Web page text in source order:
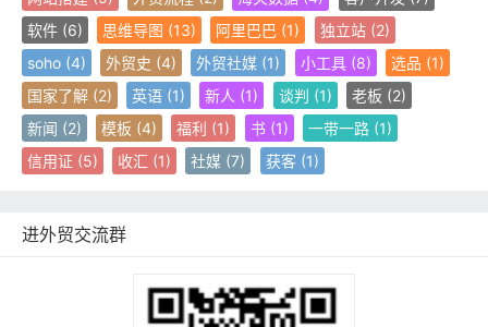
软件(6) 思维导图 (13) 阿里巴巴 (1) 独立站(2)
soho(4) 外贸史 (4) 外贸社媒 (1) 小工具(8) 选品 (1)
国家了解(2) 英语 (1) 新人 (1) 谈判 (1) 老板 (2)
新闻 (2) 模板 (4) 福利 (1) 书(1) 一带一路(1)
信用证 (5) 收汇 (1) 社媒 (7) 获客(1)
进外贸交流群